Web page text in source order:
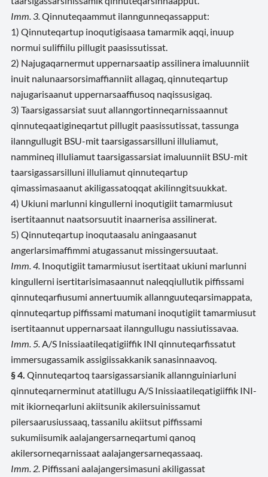
Imm. 3. Qinnuteqaammut ilanngunneqassapput:
1) Qinnuteqartup inoqutigisaasa tamarmik aqqi, inuup
normui suliffiilu pillugit paasissutissat.
2) Najugaqarnermut uppernarsaatip assilinera imaluunniit
inuit nalunaarsorsimaffianniit allagaq, qinnuteqartup
najugarisaanut uppernarsaaffiusoq naqissusigaq.
3) Taarsigassarsiat suut allanngortinneqarnissaannut
qinnuteqaatigineqartut pillugit paasissutissat, tassunga
ilanngullugit BSU-mit taarsigassarsilluni illuliamut,
nammineq illuliamut taarsigassarsiat imaluunniit BSU-mit
taarsigassarsilluni illuliamut qinnuteqartup
qimassimasaanut akiligassatoqqat akilinngitsuukkat.
4) Ukiuni marlunni kingullerni inoqutigiit tamarmiusut
isertitaannut naatsorsuutit inaarnerisa assilinerat.
5) Qinnuteqartup inoqutaasalu aningaasanut
angerlarsimaffimmi atugassanut missingersuutaat.
Imm. 4. Inoqutigiit tamarmiusut isertitaat ukiuni marlunni
kingullerni isertitarisimasaannut naleqqiullutik piffissami
qinnuteqarfiusumi annertuumik allannguuteqarsimappata,
qinnuteqartup piffissami matumani inoqutigiit tamarmiusut
isertitaannut uppernarsaat ilanngullugu nassiutissavaa.
Imm. 5. A/S Inissiaatileqatigiiffik INI qinnuteqarfissatut
immersugassamik assigiissakkanik sanasinnaavoq.
§ 4. Qinnuteqartoq taarsigassarsianik allannguiniarluni
qinnuteqarnerminut atatillugu A/S Inissiaatileqatigiiffik INI-
mit ikiorneqarluni akiitsunik akilersuinissamut
pilersaarusiussaaq, tassanilu akiitsut piffissami
sukumiisumik aalajangersarneqartumi qanoq
akilersorneqarnissaat aalajangersarneqassaaq.
Imm. 2. Piffissani aalajangersimasuni akiligassat